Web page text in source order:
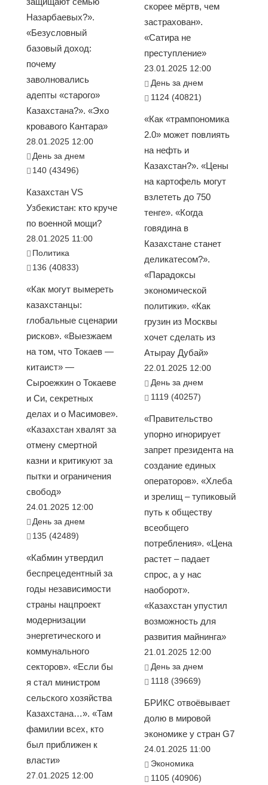
Назарбаевых?».
«Безусловный
базовый доход:
почему
заволновались
адепты «старого»
Казахстана?». «Эхо
кровавого Кантара»
28.01.2025 12:00
День за днем
140 (43496)
Казахстан VS
Узбекистан: кто круче
по военной мощи?
28.01.2025 11:00
Политика
136 (40833)
«Как могут вымереть
казахстанцы:
глобальные сценарии
рисков». «Выезжаем
на том, что Токаев —
китаист» —
Сыроежкин о Токаеве
и Си, секретных
делах и о Масимове».
«Казахстан хвалят за
отмену смертной
казни и критикуют за
пытки и ограничения
свобод»
24.01.2025 12:00
День за днем
135 (42489)
«Кабмин утвердил
беспрецедентный за
годы независимости
страны нацпроект
модернизации
энергетического и
коммунального
секторов». «Если бы
я стал министром
сельского хозяйства
Казахстана…». «Там
фамилии всех, кто
был приближен к
власти»
27.01.2025 12:00
скорее мёртв, чем
застрахован».
«Сатира не
преступление»
23.01.2025 12:00
День за днем
1124 (40821)
«Как «трампономика
2.0» может повлиять
на нефть и
Казахстан?». «Цены
на картофель могут
взлететь до 750
тенге». «Когда
говядина в
Казахстане станет
деликатесом?».
«Парадоксы
экономической
политики». «Как
грузин из Москвы
хочет сделать из
Атырау Дубай»
22.01.2025 12:00
День за днем
1119 (40257)
«Правительство
упорно игнорирует
запрет президента на
создание единых
операторов». «Хлеба
и зрелищ – тупиковый
путь к обществу
всеобщего
потребления». «Цена
растет – падает
спрос, а у нас
наоборот».
«Казахстан упустил
возможность для
развития майнинга»
21.01.2025 12:00
День за днем
1118 (39669)
БРИКС отвоёвывает
долю в мировой
экономике у стран G7
24.01.2025 11:00
Экономика
1105 (40906)